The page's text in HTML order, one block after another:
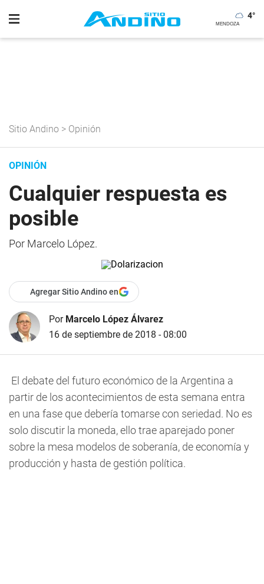
4°
Sitio Andino > Opinión
OPINIÓN
Cualquier respuesta es
posible
Por Marcelo López.
Agregar Sitio Andino en
Por Marcelo López Álvarez
16 de septiembre de 2018 - 08:00
El debate del futuro económico de la Argentina a
partir de los acontecimientos de esta semana entra
en una fase que debería tomarse con seriedad. No es
solo discutir la moneda, ello trae aparejado poner
sobre la mesa modelos de soberanía, de economía y
producción y hasta de gestión política.